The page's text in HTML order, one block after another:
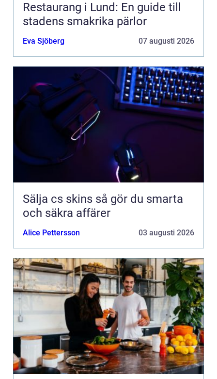
Restaurang i Lund: En guide till
stadens smakrika pärlor
Eva Sjöberg 07 augusti 2026
Sälja cs skins så gör du smarta
och säkra affärer
Alice Pettersson 03 augusti 2026